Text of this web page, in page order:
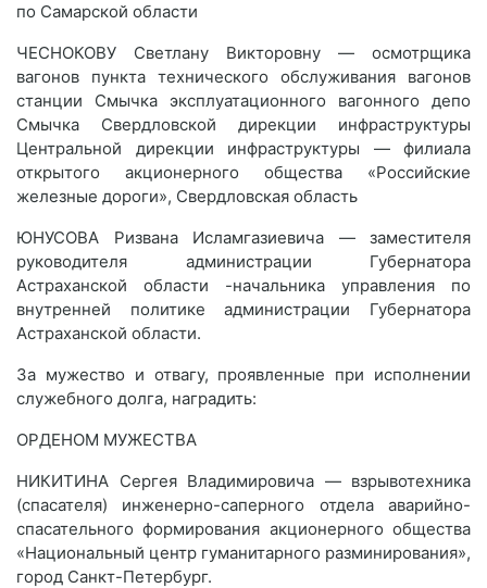
по Самарской области
ЧЕСНОКОВУ Светлану Викторовну — осмотрщика
вагонов пункта технического обслуживания вагонов
станции Смычка эксплуатационного вагонного депо
Смычка Свердловской дирекции инфраструктуры
Центральной дирекции инфраструктуры — филиала
открытого акционерного общества «Российские
железные дороги», Свердловская область
ЮНУСОВА Ризвана Исламгазиевича — заместителя
руководителя администрации Губернатора
Астраханской области -начальника управления по
внутренней политике администрации Губернатора
Астраханской области.
За мужество и отвагу, проявленные при исполнении
служебного долга, наградить:
ОРДЕНОМ МУЖЕСТВА
НИКИТИНА Сергея Владимировича — взрывотехника
(спасателя) инженерно-саперного отдела аварийно-
спасательного формирования акционерного общества
«Национальный центр гуманитарного разминирования»,
город Санкт-Петербург.